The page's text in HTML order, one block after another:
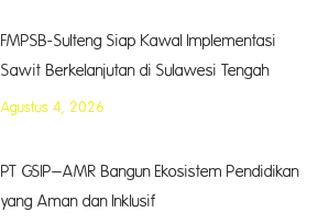
FMPSB-Sulteng Siap Kawal Implementasi
Sawit Berkelanjutan di Sulawesi Tengah
Agustus 4, 2026
PT GSIP–AMR Bangun Ekosistem Pendidikan
yang Aman dan Inklusif